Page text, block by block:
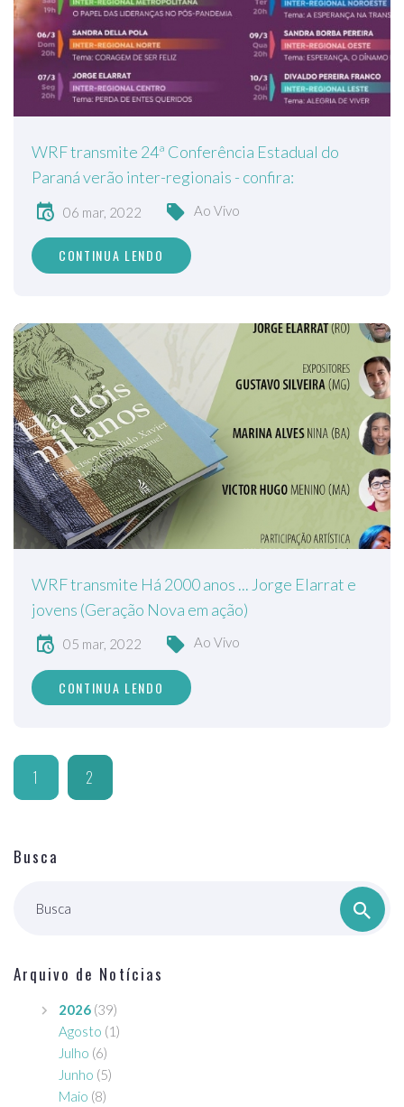
WRF transmite 24ª Conferência Estadual do
Paraná verão inter-regionais - confira:
06 mar, 2022 Ao Vivo
CONTINUA LENDO
WRF transmite Há 2000 anos ... Jorge Elarrat e
jovens (Geração Nova em ação)
05 mar, 2022 Ao Vivo
CONTINUA LENDO
1 2
Busca
Busca
Arquivo de Notícias
2026 (39)
Agosto (1)
Julho (6)
Junho (5)
Maio (8)